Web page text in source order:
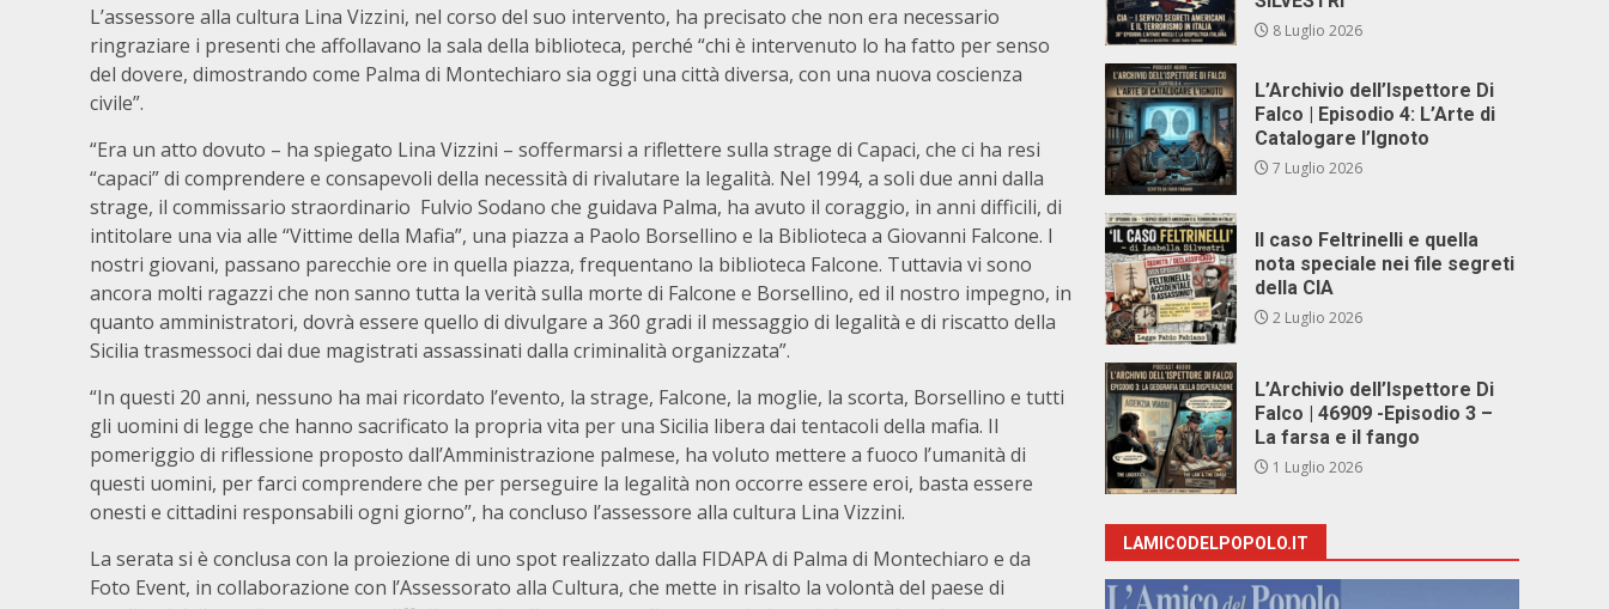
L’assessore alla cultura Lina Vizzini, nel corso del suo intervento, ha precisato che non era necessario
ringraziare i presenti che affollavano la sala della biblioteca, perché “chi è intervenuto lo ha fatto per senso
del dovere, dimostrando come Palma di Montechiaro sia oggi una città diversa, con una nuova coscienza
civile”.
“Era un atto dovuto – ha spiegato Lina Vizzini – soffermarsi a riflettere sulla strage di Capaci, che ci ha resi
“capaci” di comprendere e consapevoli della necessità di rivalutare la legalità. Nel 1994, a soli due anni dalla
strage, il commissario straordinario Fulvio Sodano che guidava Palma, ha avuto il coraggio, in anni difficili, di
intitolare una via alle “Vittime della Mafia”, una piazza a Paolo Borsellino e la Biblioteca a Giovanni Falcone. I
nostri giovani, passano parecchie ore in quella piazza, frequentano la biblioteca Falcone. Tuttavia vi sono
ancora molti ragazzi che non sanno tutta la verità sulla morte di Falcone e Borsellino, ed il nostro impegno, in
quanto amministratori, dovrà essere quello di divulgare a 360 gradi il messaggio di legalità e di riscatto della
Sicilia trasmessoci dai due magistrati assassinati dalla criminalità organizzata”.
“In questi 20 anni, nessuno ha mai ricordato l’evento, la strage, Falcone, la moglie, la scorta, Borsellino e tutti
gli uomini di legge che hanno sacrificato la propria vita per una Sicilia libera dai tentacoli della mafia. Il
pomeriggio di riflessione proposto dall’Amministrazione palmese, ha voluto mettere a fuoco l’umanità di
questi uomini, per farci comprendere che per perseguire la legalità non occorre essere eroi, basta essere
onesti e cittadini responsabili ogni giorno”, ha concluso l’assessore alla cultura Lina Vizzini.
La serata si è conclusa con la proiezione di uno spot realizzato dalla FIDAPA di Palma di Montechiaro e da
Foto Event, in collaborazione con l’Assessorato alla Cultura, che mette in risalto la volontà del paese di
8 Luglio 2026
L’Archivio dell’Ispettore Di
Falco | Episodio 4: L’Arte di
Catalogare l’Ignoto
7 Luglio 2026
Il caso Feltrinelli e quella
nota speciale nei file segreti
della CIA
2 Luglio 2026
L’Archivio dell’Ispettore Di
Falco | 46909 -Episodio 3 –
La farsa e il fango
1 Luglio 2026
LAMICODELPOPOLO.IT